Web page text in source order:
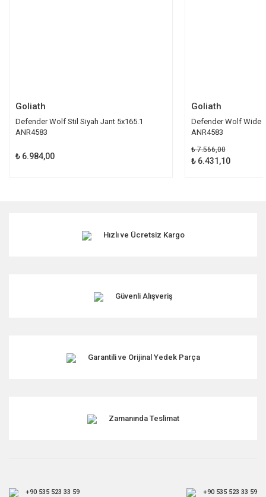
Goliath
Defender Wolf Stil Siyah Jant 5x165.1
ANR4583
₺ 6.984,00
Goliath
Defender Wolf Wide
ANR4583
₺ 7.566,00
₺ 6.431,10
Hızlı ve Ücretsiz Kargo
Güvenli Alışveriş
Garantili ve Orijinal Yedek Parça
Zamanında Teslimat
+90 535 523 33 59 +90 535 523 33 59